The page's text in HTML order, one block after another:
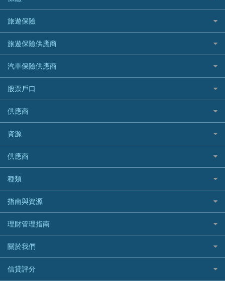
緊急貸款比較
最佳小額貸款比較
易批必批貸款
24小時貸款
最佳循環貸款
HSBC 滙豐銀行貸款
K Cash 貸款
Mox 銀行
National Resources 中潤物業按揭
OCBC 華僑銀行
PrimeCredit 安信信貸
Promise 邦民日本財務
Rabbit Credit月兔信貸
Standard Chartered 渣打銀行
UA 亞洲聯合財務
WeLab Bank
WeLend 貸款
供樓利息扣稅
最佳貸款app
韓國遊信用卡攻略
台灣遊信用卡攻略
機場貴賓室信用卡
銀聯信用卡
高獎賞信用卡推薦
酒店信用卡
Mox
信銀國際
大新銀行
恒生銀行
Standard Chartered渣打銀行
東亞銀行
SIM
Airwallex信用卡
一田購物優惠日
SOGO感謝祭
HKTVmall優惠碼
交稅優惠
酒店優惠碼
機票優惠碼
旅遊保險
汽車保險
家居保險
家傭保險
寵物保險
定期人壽保險
危疾保險
年金資訊
樓宇火險
旅遊保險
日本旅遊保險及資訊
泰國旅遊保險及資訊
台灣旅遊保險及資訊
韓國旅遊保險及資訊
歐洲旅遊保險及資訊
越南旅遊保險及資訊
澳洲旅遊保險及資訊
長者嘆世界
家庭親子遊
自駕遊比較
相機有得保
專為孕婦設計的最佳旅遊保險
最佳滑雪旅遊保險
最適合BB的旅遊保險
旅遊保險供應商
AXA 安盛
AIG 美亞
Allianz 安聯
Allied World 世聯
Avo
中國銀行
Bolttech 保特
Blue Cross 藍十字
中國平安
HSBC滙豐銀行
MSIG 三井住友
Prudential 保誠
QBE 昆士蘭
汽車保險供應商
大新汽車保險
中銀汽車保險
Allianz安聯汽車保險
bolttech保障汽車保險
Zurich蘇黎世汽車保險
QBE昆士蘭汽車保險
平安汽車保險
股票戶口
富途證券
IB盈透證券
老虎證券
uSMART 盈立證券
華盛証券
長橋證券
WeBull微牛證券
漲樂全球通｜華泰國際
OSL
供應商
富途牛牛好唔好？
Webull微牛證券好唔好？
Longbridge長橋證券好唔好？
老虎證券好唔好？
華盛証券好唔好？
漲樂全球通好唔好？
IB盈透證券好唔好？
盈立證券 uSMART 好唔好？
Stashaway好唔好？
資源
股票戶口開戶
證券行邊間好？
港股5隻高息ETF精選
什麼是ETF？
香港30大高息股排行
黃金ETF懶人包
最值得注意的比特幣ETF
選股策略：五步調查攻略
供應商
銀行戶口比較
尊尚銀行戶口
Citi Plus
中信銀行inMotion
Airwallex銀行
種類
定期存款
港元定存
人民幣定存
美元定存
英鎊定存
澳元定存
指南與資源
理財資訊
識慳識賺
債務管理
投資理財
理財管理指南
常用相關詞彙
MoneyHero電子報
所有合作銀行或機構
關於我們
服務承諾
信貸評分